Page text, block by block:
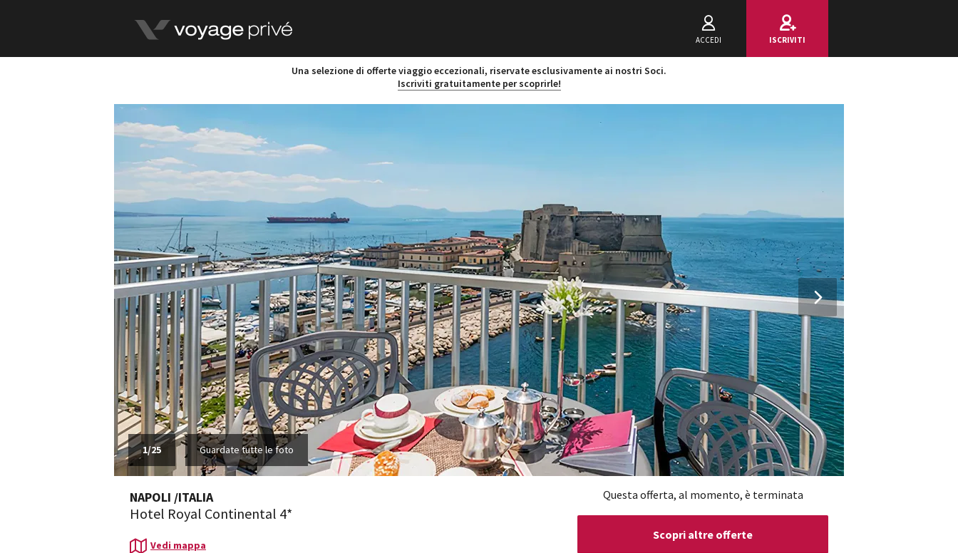
ACCEDI ISCRIVITI
Una selezione di offerte viaggio eccezionali, riservate esclusivamente ai nostri Soci.
Iscriviti gratuitamente per scoprirle!
1/25 Guardate tutte le foto
Next
Questa offerta, al momento, è terminata
Scopri altre offerte
NAPOLI /ITALIA
Hotel Royal Continental 4*
Vedi mappa